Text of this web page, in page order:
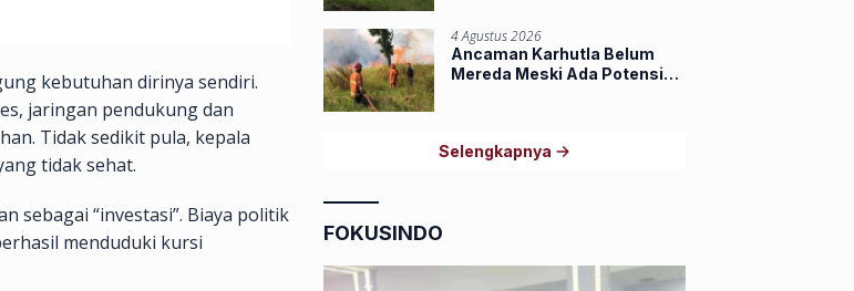
kebutuhan dirinya sendiri.
jaringan pendukung dan
Tidak sedikit pula, kepala
tidak sehat.
sebagai “investasi”. Biaya politik
menduduki kursi
4 Agustus 2026
Ancaman Karhutla Belum
Mereda Meski Ada Potensi
Selengkapnya
FOKUSINDO